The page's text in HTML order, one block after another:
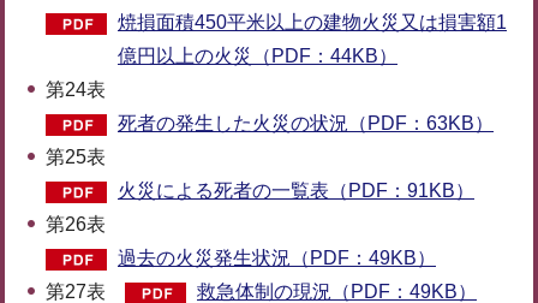
焼損面積450平米以上の建物火災又は損害額1
億円以上の火災（PDF：44KB）
第24表
死者の発生した火災の状況（PDF：63KB）
第25表
火災による死者の一覧表（PDF：91KB）
第26表
過去の火災発生状況（PDF：49KB）
第27表
救急体制の現況（PDF：49KB）